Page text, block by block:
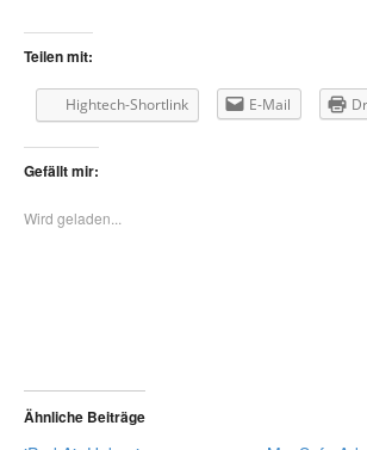
Teilen mit:
Hightech-Shortlink E-Mail
Gefällt mir:
Wird geladen...
Ähnliche Beiträge